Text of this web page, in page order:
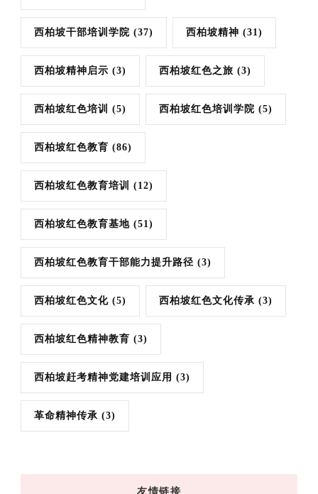
西柏坡干部培训学院 (37) 西柏坡精神 (31)
西柏坡精神启示 (3) 西柏坡红色之旅 (3)
西柏坡红色培训 (5) 西柏坡红色培训学院 (5)
西柏坡红色教育 (86)
西柏坡红色教育培训 (12)
西柏坡红色教育基地 (51)
西柏坡红色教育干部能力提升路径 (3)
西柏坡红色文化 (5) 西柏坡红色文化传承 (3)
西柏坡红色精神教育 (3)
西柏坡赶考精神党建培训应用 (3)
革命精神传承 (3)
友情链接